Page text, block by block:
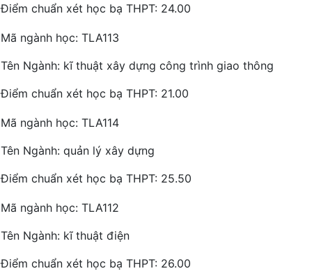
Điểm chuẩn xét học bạ THPT: 24.00
Mã ngành học: TLA113
Tên Ngành: kĩ thuật xây dựng công trình giao thông
Điểm chuẩn xét học bạ THPT: 21.00
Mã ngành học: TLA114
Tên Ngành: quản lý xây dựng
Điểm chuẩn xét học bạ THPT: 25.50
Mã ngành học: TLA112
Tên Ngành: kĩ thuật điện
Điểm chuẩn xét học bạ THPT: 26.00